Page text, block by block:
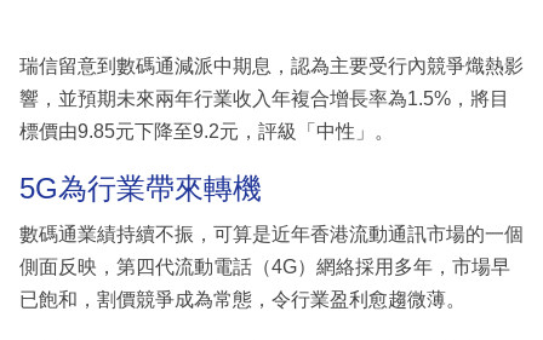
瑞信留意到數碼通減派中期息，認為主要受行內競爭熾熱影
響，並預期未來兩年行業收入年複合增長率為1.5%，將目
標價由9.85元下降至9.2元，評級「中性」。
5G為行業帶來轉機
數碼通業績持續不振，可算是近年香港流動通訊市場的一個
側面反映，第四代流動電話（4G）網絡採用多年，市場早
已飽和，割價競爭成為常態，令行業盈利愈趨微薄。